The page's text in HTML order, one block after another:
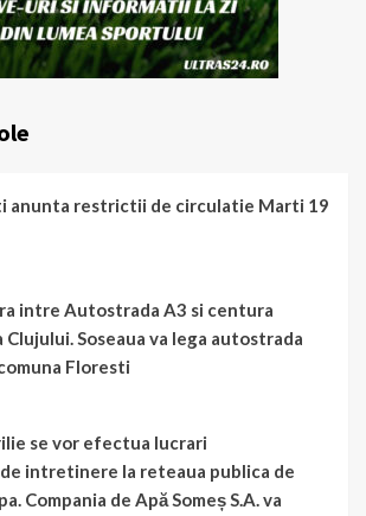
anunta restrictii de circulatie Marti 19
intre Autostrada A3 si centura
Soseaua va lega autostrada
Floresti
se vor efectua lucrari
de intretinere la reteaua publica de
Compania de Apă Someș S.A. va